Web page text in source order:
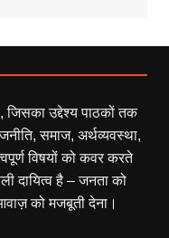
जिसका उद्देश्य पाठकों तक
समाज, अर्थव्यवस्था,
विषयों को कवर करते
दायित्व है – जनता को
को मजबूती देना।